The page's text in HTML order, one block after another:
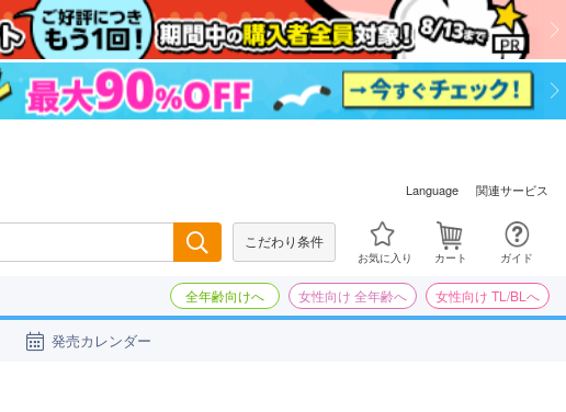
Language 関連サービス
こだわり条件
お気に入り カート ガイド
全年齢向けへ 女性向け 全年齢へ 女性向け TL/BLへ
発売カレンダー